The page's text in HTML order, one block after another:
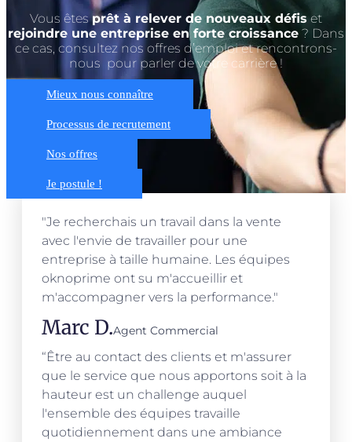
Vous êtesprêt à relever de nouveaux défis et
rejoindre une entreprise en forte croissance ? Dans
ce cas, consultez nos offres d’emploi et rencontrons-
nous pour parler de votre carrière !
Mieux nous connaître
Processus de recrutement
Nos offres
Je postule !
"Je recherchais un travail dans la vente
avec l'envie de travailler pour une
entreprise à taille humaine. Les équipes
oknoprime ont su m'accueillir et
m'accompagner vers la performance."
Marc D.Agent Commercial
“Être au contact des clients et m'assurer
que le service que nous apportons soit à la
hauteur est un challenge auquel
l'ensemble des équipes travaille
quotidiennement dans une ambiance